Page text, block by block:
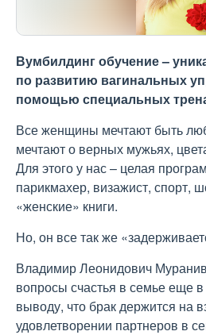
Вумбилдинг обучение –
по развитию вагинальных
помощью специальных
Все женщины мечтают быть
мечтают о верных мужьях,
Для этого у нас – целая
парикмахер, визажист, спорт,
«женские» книги.
Но, он все так же
Владимир Леонидович
вопросы счастья в семье еще
выводу, что брак держится на
удовлетворении партнеров в